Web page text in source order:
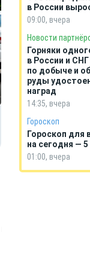
в России
09:00, вчера
Новости
Горняки
в России и
по добыче и
руды
наград
14:35, вчера
Гороскоп
Гороскоп для
на сегодня — 5
01:00, вчера